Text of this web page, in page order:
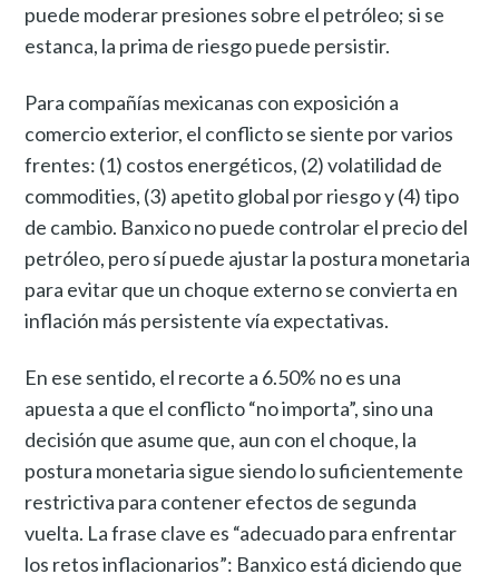
puede moderar presiones sobre el petróleo; si se
estanca, la prima de riesgo puede persistir.
Para compañías mexicanas con exposición a
comercio exterior, el conflicto se siente por varios
frentes: (1) costos energéticos, (2) volatilidad de
commodities, (3) apetito global por riesgo y (4) tipo
de cambio. Banxico no puede controlar el precio del
petróleo, pero sí puede ajustar la postura monetaria
para evitar que un choque externo se convierta en
inflación más persistente vía expectativas.
En ese sentido, el recorte a 6.50% no es una
apuesta a que el conflicto “no importa”, sino una
decisión que asume que, aun con el choque, la
postura monetaria sigue siendo lo suficientemente
restrictiva para contener efectos de segunda
vuelta. La frase clave es “adecuado para enfrentar
los retos inflacionarios”: Banxico está diciendo que